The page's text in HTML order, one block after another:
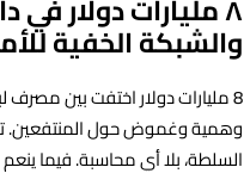
والشبكة الخفية
8 مليارات دولار اختفت بين مصرف
وهمية وغموض حول
السلطة، بلا أي محاسبة. فيما